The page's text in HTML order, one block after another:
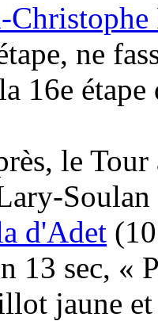
Christophe
ne
16e
le
Soulan
d'Adet
13 sec, «
jaune